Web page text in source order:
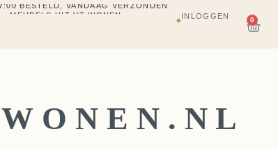
MEUBELS UIT VT WONEN
◆INLOGGEN 0